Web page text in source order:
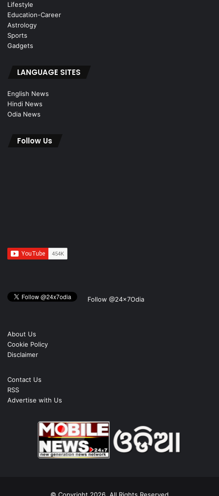
Lifestyle
Education-Career
Astrology
Sports
Gadgets
LANGUAGE SITES
English News
Hindi News
Odia News
Follow Us
Follow @24x7Odia
About Us
Cookie Policy
Disclaimer
Contact Us
RSS
Advertise with Us